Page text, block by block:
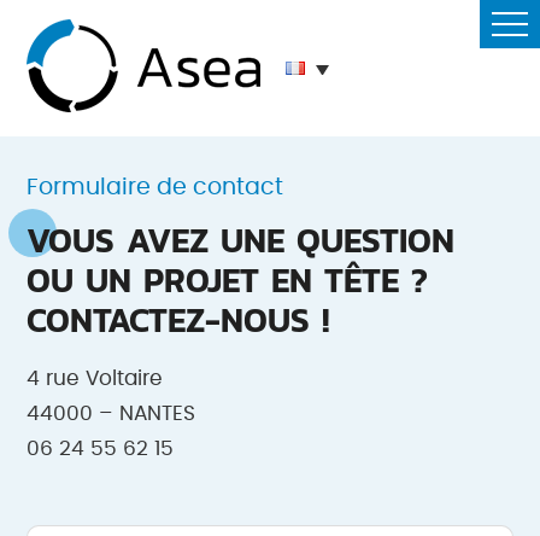
Formulaire de contact
VOUS AVEZ UNE QUESTION
OU UN PROJET EN TÊTE ?
CONTACTEZ-NOUS !
4 rue Voltaire
44000 – NANTES
06 24 55 62 15